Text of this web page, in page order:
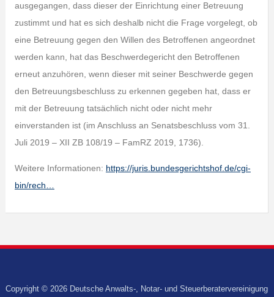
ausgegangen, dass dieser der Einrichtung einer Betreuung
zustimmt und hat es sich deshalb nicht die Frage vorgelegt, ob
eine Betreuung gegen den Willen des Betroffenen angeordnet
werden kann, hat das Beschwerdegericht den Betroffenen
erneut anzuhören, wenn dieser mit seiner Beschwerde gegen
den Betreuungsbeschluss zu erkennen gegeben hat, dass er
mit der Betreuung tatsächlich nicht oder nicht mehr
einverstanden ist (im Anschluss an Senatsbeschluss vom 31.
Juli 2019 – XII ZB 108/19 – FamRZ 2019, 1736).
Weitere Informationen: https://juris.bundesgerichtshof.de/cgi-
bin/rech…
Copyright © 2026 Deutsche Anwalts-, Notar- und Steuerberatervereinigung